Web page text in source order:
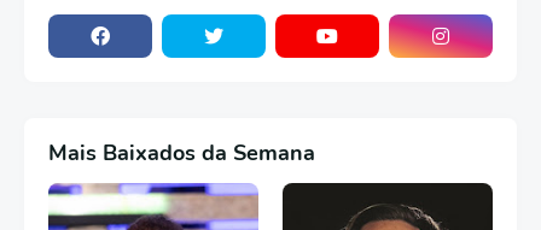
Mais Baixados da Semana